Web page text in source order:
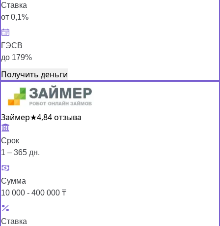
Ставка
от 0,1%
ГЭСВ
до 179%
Получить деньги
Займер★4,84 отзыва
Срок
1 – 365 дн.
Сумма
10 000 - 400 000 ₸
Ставка